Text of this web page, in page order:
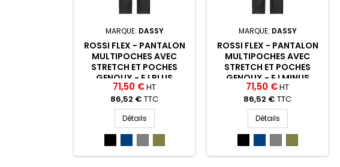
MARQUE: DASSY
ROSSI FLEX - PANTALON
MULTIPOCHES AVEC
STRETCH ET POCHES
GENOUX - EJ PLUS
71,50 €HT
86,52 € TTC
Détails
(NOIR)NUIT
/
ANTHRA/NOIR
(GR
(VERKAKI/NO)
MARQUE: DASSY
ROSSI FLEX - PANTALON
MULTIPOCHES AVEC
STRETCH ET POCHES
GENOUX - EJ MINUS
71,50 €HT
86,52 € TTC
Détails
(NOIR)NUIT
/
ANTHRA/NOIR
(GR
(VERKAKI/NO)